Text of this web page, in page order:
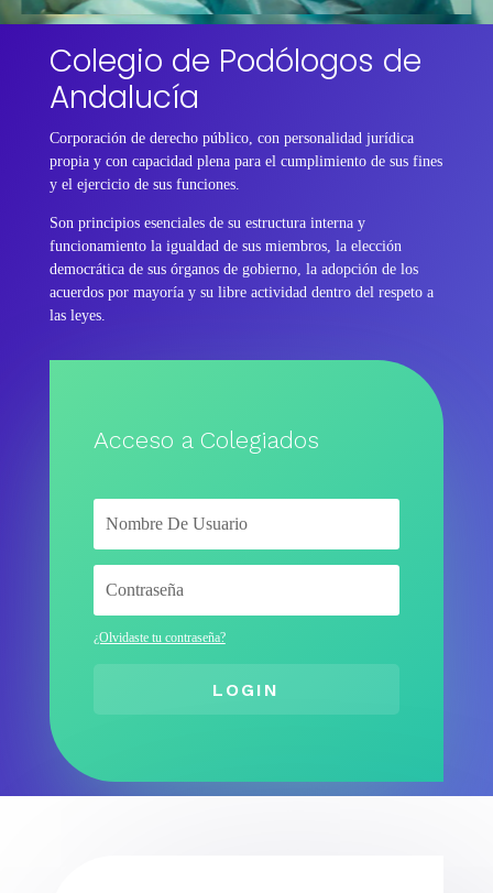
Colegio de Podólogos de
Andalucía
Corporación de derecho público, con personalidad jurídica
propia y con capacidad plena para el cumplimiento de sus fines
y el ejercicio de sus funciones.
Son principios esenciales de su estructura interna y
funcionamiento la igualdad de sus miembros, la elección
democrática de sus órganos de gobierno, la adopción de los
acuerdos por mayoría y su libre actividad dentro del respeto a
las leyes.
Acceso a Colegiados
¿Olvidaste tu contraseña?
LOGIN